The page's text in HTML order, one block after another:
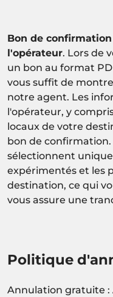
Bon de
l'opérateur. Lors de
un bon au format
vous suffit de
notre agent. Les
l'opérateur, y
locaux de votre
bon de
sélectionnent
expérimentés et les
destination, ce qui
vous assure une
Politique
Annulation gratuite :